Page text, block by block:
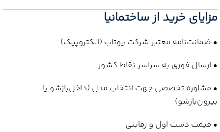
مزایای خرید از ساختمانیا
• ضمانت‌نامه معتبر شرکت یوتاب (الکتروپیک)
• ارسال فوری به سراسر نقاط کشور
• مشاوره تخصصی جهت انتخاب مدل (داخل‌بازشو یا
بیرون‌بازشو)
• قیمت دست اول و رقابتی